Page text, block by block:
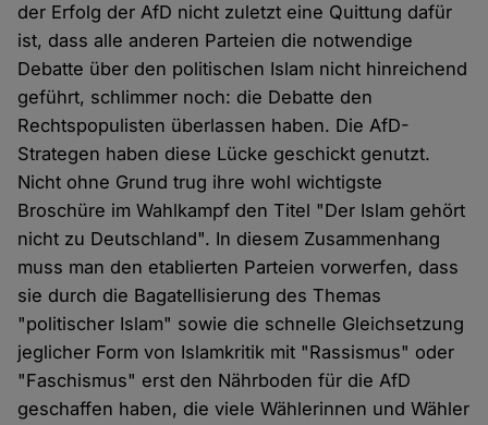
der Erfolg der AfD nicht zuletzt eine Quittung dafür
ist, dass alle anderen Parteien die notwendige
Debatte über den politischen Islam nicht hinreichend
geführt, schlimmer noch: die Debatte den
Rechtspopulisten überlassen haben. Die AfD-
Strategen haben diese Lücke geschickt genutzt.
Nicht ohne Grund trug ihre wohl wichtigste
Broschüre im Wahlkampf den Titel "Der Islam gehört
nicht zu Deutschland". In diesem Zusammenhang
muss man den etablierten Parteien vorwerfen, dass
sie durch die Bagatellisierung des Themas
"politischer Islam" sowie die schnelle Gleichsetzung
jeglicher Form von Islamkritik mit "Rassismus" oder
"Faschismus" erst den Nährboden für die AfD
geschaffen haben, die viele Wählerinnen und Wähler